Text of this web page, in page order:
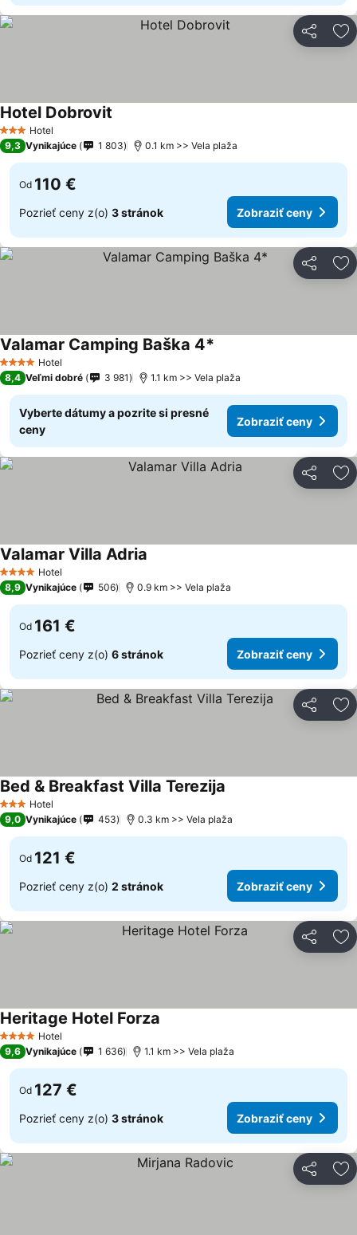
Zdieľať
3 Počet hviezdičiek
Hotel
Hotel Dobrovit
9,3 Vynikajúce 1 803 0.1 km >> Vela plaža
Od 110 €
Pozrieť ceny z(o) 3 stránok Zobraziť ceny
Zdieľať
4 Počet hviezdičiek
Hotel
Valamar Camping Baška 4*
8,4 Veľmi dobré 3 981 1.1 km >> Vela plaža
Vyberte dátumy a pozrite si presné
ceny
Zobraziť ceny
Zdieľať
4 Počet hviezdičiek
Hotel
Valamar Villa Adria
8,9 Vynikajúce 506 0.9 km >> Vela plaža
Od 161 €
Pozrieť ceny z(o) 6 stránok Zobraziť ceny
Zdieľať
3 Počet hviezdičiek
Hotel
Bed & Breakfast Villa Terezija
9,0 Vynikajúce 453 0.3 km >> Vela plaža
Od 121 €
Pozrieť ceny z(o) 2 stránok Zobraziť ceny
Zdieľať
4 Počet hviezdičiek
Hotel
Heritage Hotel Forza
9,6 Vynikajúce 1 636 1.1 km >> Vela plaža
Od 127 €
Pozrieť ceny z(o) 3 stránok Zobraziť ceny
Zdieľať